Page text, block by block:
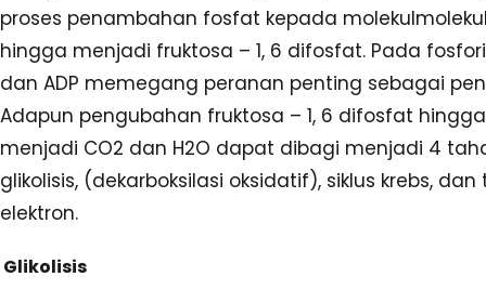
proses penambahan fosfat kepada
hingga menjadi fruktosa – 1, 6 difosfat. Pada
dan ADP memegang peranan penting sebagai
Adapun pengubahan fruktosa – 1, 6 difosfat
menjadi CO2 dan H2O dapat dibagi menjadi 4
glikolisis, (dekarboksilasi oksidatif), siklus krebs,
elektron.
Glikolisis